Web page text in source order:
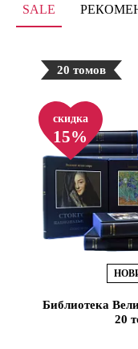
SALE
20 томов
скидка
15%
Библиотека
20